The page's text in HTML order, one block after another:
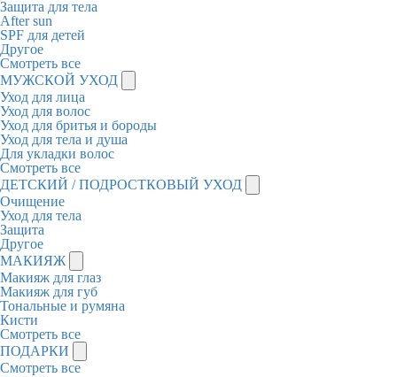
Защита для тела
After sun
SPF для детей
Другое
Смотреть все
МУЖСКОЙ УХОД
Уход для лица
Уход для волос
Уход для бритья и бороды
Уход для тела и душа
Для укладки волос
Смотреть все
ДЕТСКИЙ / ПОДРОСТКОВЫЙ УХОД
Очищение
Уход для тела
Защита
Другое
МАКИЯЖ
Макияж для глаз
Макияж для губ
Тональные и румяна
Кисти
Смотреть все
ПОДАРКИ
Смотреть все